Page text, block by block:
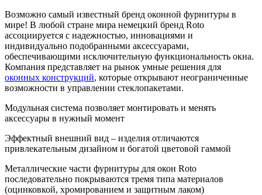
Возможно самый известный бренд оконной фурнитуры в
мире! В любой стране мира немецкий бренд Roto
ассоциируется с надежностью, инновациями и
индивидуально подобранными аксессуарами,
обеспечивающими исключительную функциональность окна.
Компания представляет на рынок умные решения для
оконных конструкций, которые открывают неограниченные
возможности в управлении стеклопакетами.
Модульная система позволяет монтировать и менять
аксессуары в нужный момент
Эффектный внешний вид – изделия отличаются
привлекательным дизайном и богатой цветовой гаммой
Металлические части фурнитуры для окон Roto
последовательно покрываются тремя типа материалов
(оцинковкой, хромированием и защитным лаком)